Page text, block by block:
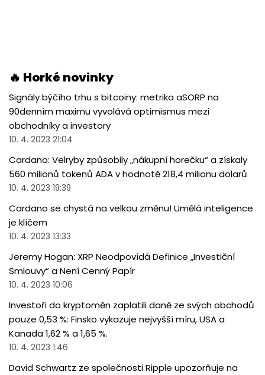
🔥 Horké novinky
Signály býčího trhu s bitcoiny: metrika aSORP na
90denním maximu vyvolává optimismus mezi
obchodníky a investory
10. 4. 2023 21:04
Cardano: Velryby způsobily „nákupní horečku“ a získaly
560 milionů tokenů ADA v hodnotě 218,4 milionu dolarů
10. 4. 2023 19:39
Cardano se chystá na velkou změnu! Umělá inteligence
je klíčem
10. 4. 2023 13:33
Jeremy Hogan: XRP Neodpovídá Definice „Investiční
Smlouvy“ a Není Cenný Papír
10. 4. 2023 10:06
Investoři do kryptoměn zaplatili daně ze svých obchodů
pouze 0,53 %: Finsko vykazuje nejvyšší míru, USA a
Kanada 1,62 % a 1,65 %.
10. 4. 2023 1:46
David Schwartz ze společnosti Ripple upozorňuje na